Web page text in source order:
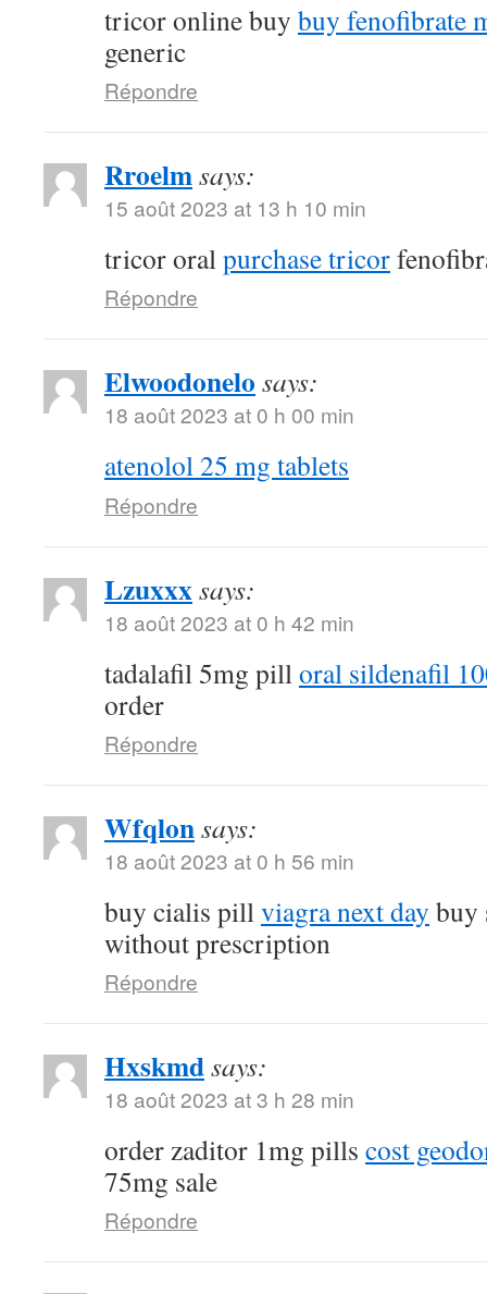
tricor online buy buy fenofibrate
generic
Répondre
Rroelmsays:
15 août 2023 at 13 h 10 min
tricor oralpurchase tricor
Répondre
Elwoodonelo says:
18 août 2023 at 0 h 00 min
atenolol 25 mg tablets
Répondre
Lzuxxxsays:
18 août 2023 at 0 h 42 min
tadalafil 5mg pilloral sildenafil
order
Répondre
Wfqlonsays:
18 août 2023 at 0 h 56 min
buy cialis pillviagra next day buy
without prescription
Répondre
Hxskmdsays:
18 août 2023 at 3 h 28 min
order zaditor 1mg pills cost
75mg sale
Répondre